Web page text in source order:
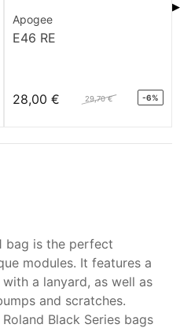
Apogee
E46 RE
28,00 € 29,70 € -6%
▶
bag is the perfect
modules. It features a
a lanyard, as well as
and scratches.
Black Series bags